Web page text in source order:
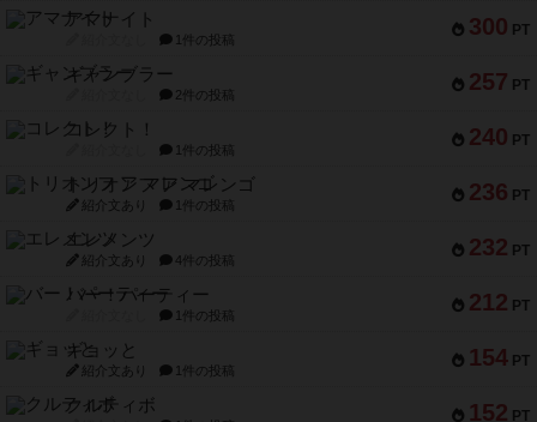
300 PT
アマナイト
1件の投稿
257 PT
ギャンブラー
2件の投稿
240 PT
コレクト！
1件の投稿
236 PT
トリオンフ ア マレンゴ
紹介文あり 1件の投稿
232 PT
エレメンツ
紹介文あり 4件の投稿
212 PT
バー！パーティー
1件の投稿
154 PT
ギョッと
紹介文あり 1件の投稿
152 PT
クルティボ